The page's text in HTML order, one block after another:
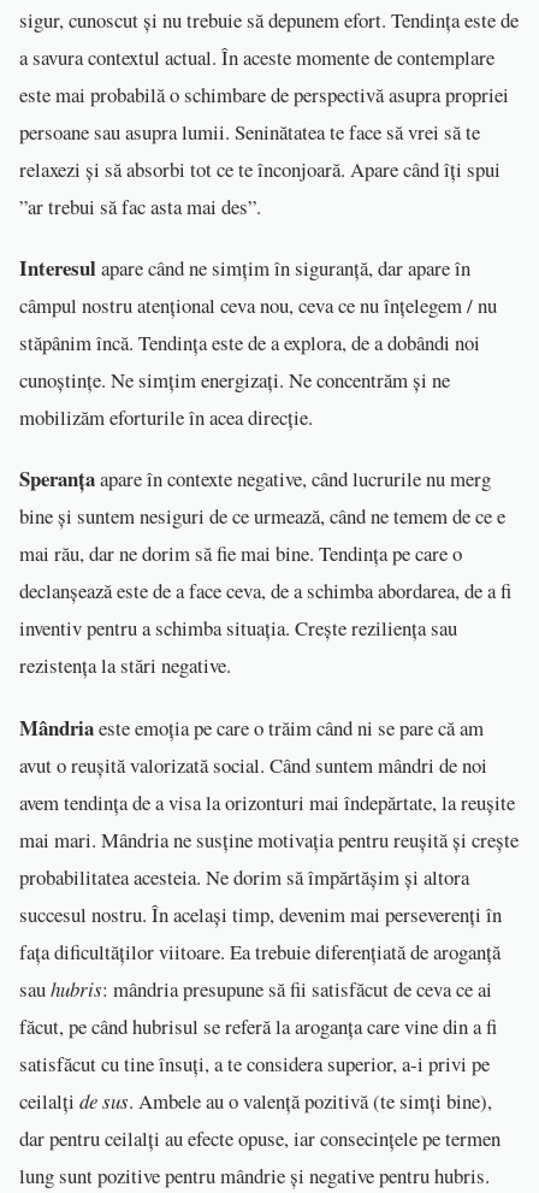
sigur, cunoscut și nu trebuie să depunem efort. Tendința este de
a savura contextul actual. În aceste momente de contemplare
este mai probabilă o schimbare de perspectivă asupra propriei
persoane sau asupra lumii. Seninătatea te face să vrei să te
relaxezi și să absorbi tot ce te înconjoară. Apare când îți spui
”ar trebui să fac asta mai des”.
Interesulapare când ne simțim în siguranță, dar apare în
câmpul nostru atențional ceva nou, ceva ce nu înțelegem / nu
stăpânim încă. Tendința este de a explora, de a dobândi noi
cunoștințe. Ne simțim energizați. Ne concentrăm și ne
mobilizăm eforturile în acea direcție.
Speranțaapare în contexte negative, când lucrurile nu merg
bine și suntem nesiguri de ce urmează, când ne temem de ce e
mai rău, dar ne dorim să fie mai bine. Tendința pe care o
declanșează este de a face ceva, de a schimba abordarea, de a fi
inventiv pentru a schimba situația. Crește reziliența sau
rezistența la stări negative.
Mândriaeste emoția pe care o trăim când ni se pare că am
avut o reușită valorizată social. Când suntem mândri de noi
avem tendința de a visa la orizonturi mai îndepărtate, la reușite
mai mari. Mândria ne susține motivația pentru reușită și crește
probabilitatea acesteia. Ne dorim să împărtășim și altora
succesul nostru. În același timp, devenim mai perseverenți în
fața dificultăților viitoare. Ea trebuie diferențiată de aroganță
sauhubris: mândria presupune să fii satisfăcut de ceva ce ai
făcut, pe când hubrisul se referă la aroganța care vine din a fi
satisfăcut cu tine însuți, a te considera superior, a-i privi pe
ceilalți de sus. Ambele au o valență pozitivă (te simți bine),
dar pentru ceilalți au efecte opuse, iar consecințele pe termen
lung sunt pozitive pentru mândrie și negative pentru hubris.